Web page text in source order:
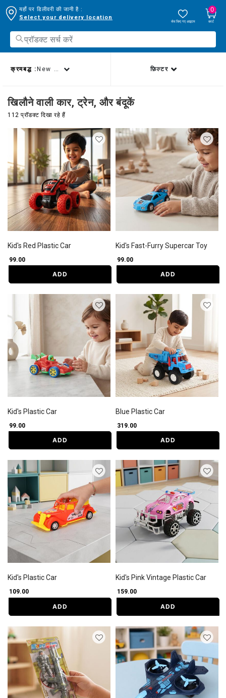
यहाँ पर डिलीवरी की जानी है :
Select your delivery location
सेव किए गए आइटम
0
कार्ट
खिलौने वाली कार, ट्रेन, और बंदूकें
112 प्रॉडक्ट दिखा रहे हैं
क्रमबद्ध : New arrivals फ़िल्टर
Kid's Red Plastic Car
₹ 99.00
ADD
Kid's Fast-Furry Supercar Toy
₹ 99.00
ADD
Kid's Plastic Car
₹ 99.00
ADD
Blue Plastic Car
₹ 319.00
ADD
Kid's Plastic Car
₹ 109.00
ADD
Kid's Pink Vintage Plastic Car
₹ 159.00
ADD